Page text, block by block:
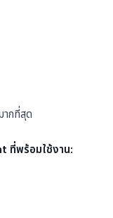
ากที่สุด
ที่พร้อมใช้งาน: